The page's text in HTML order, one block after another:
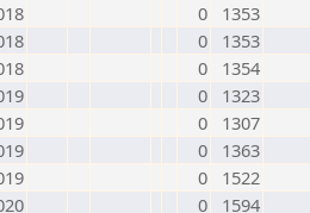
0
1353
0
1353
0
1354
0
1323
0
1307
0
1363
0
1522
0
1594